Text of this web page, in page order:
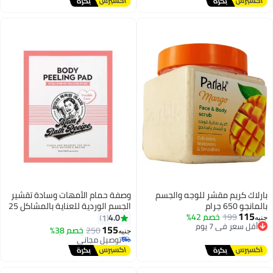
بارلاك كريم مقشر للوجه والجسم
بالمانجو 650 جرام
جنيه115
199 خصم 42%أقل سعر في 7 يوم
توصيل مجاني
وصفة حمام الأمهات وسادة تقشير
الجسم الوردية للعناية بالمشاكل 25
مل4.0
1
جنيه155
250 خصم 38%
#46 في مقشرات الجسم ومواد التلميع
أقل سعر في 7 يوم
توصيل مجاني